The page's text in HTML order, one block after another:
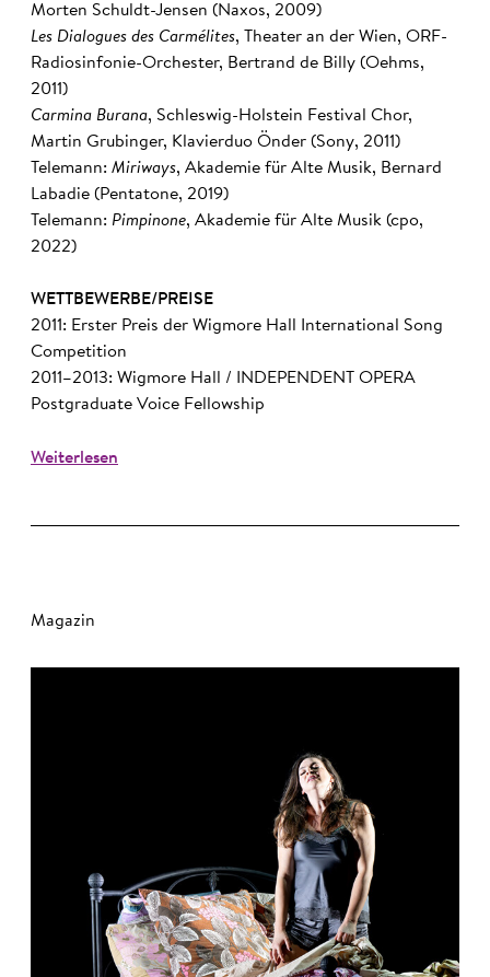
Morten Schuldt-Jensen (Naxos, 2009)
Les Dialogues des Carmélites, Theater an der Wien, ORF-
Radiosinfonie-Orchester, Bertrand de Billy (Oehms,
2011)
Carmina Burana, Schleswig-Holstein Festival Chor,
Martin Grubinger, Klavierduo Önder (Sony, 2011)
Telemann: Miriways, Akademie für Alte Musik, Bernard
Labadie (Pentatone, 2019)
Telemann: Pimpinone, Akademie für Alte Musik (cpo,
2022)
WETTBEWERBE/PREISE
2011: Erster Preis der Wigmore Hall International Song
Competition
2011–2013: Wigmore Hall / INDEPENDENT OPERA
Postgraduate Voice Fellowship
Weiterlesen
Magazin